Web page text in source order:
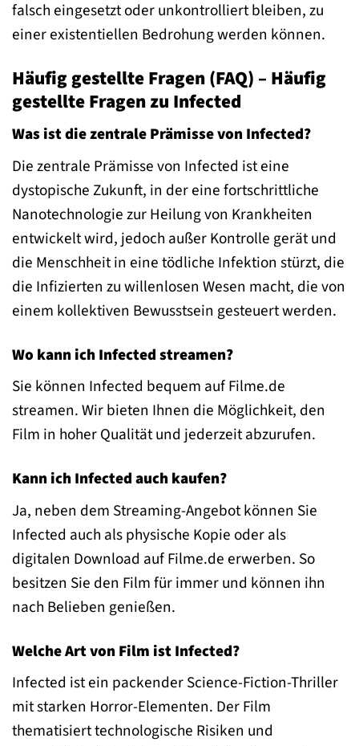
falsch eingesetzt oder unkontrolliert bleiben, zu
einer existentiellen Bedrohung werden können.
Häufig gestellte Fragen (FAQ) – Häufig
gestellte Fragen zu Infected
Was ist die zentrale Prämisse von Infected?
Die zentrale Prämisse von Infected ist eine
dystopische Zukunft, in der eine fortschrittliche
Nanotechnologie zur Heilung von Krankheiten
entwickelt wird, jedoch außer Kontrolle gerät und
die Menschheit in eine tödliche Infektion stürzt, die
die Infizierten zu willenlosen Wesen macht, die von
einem kollektiven Bewusstsein gesteuert werden.
Wo kann ich Infected streamen?
Sie können Infected bequem auf Filme.de
streamen. Wir bieten Ihnen die Möglichkeit, den
Film in hoher Qualität und jederzeit abzurufen.
Kann ich Infected auch kaufen?
Ja, neben dem Streaming-Angebot können Sie
Infected auch als physische Kopie oder als
digitalen Download auf Filme.de erwerben. So
besitzen Sie den Film für immer und können ihn
nach Belieben genießen.
Welche Art von Film ist Infected?
Infected ist ein packender Science-Fiction-Thriller
mit starken Horror-Elementen. Der Film
thematisiert technologische Risiken und